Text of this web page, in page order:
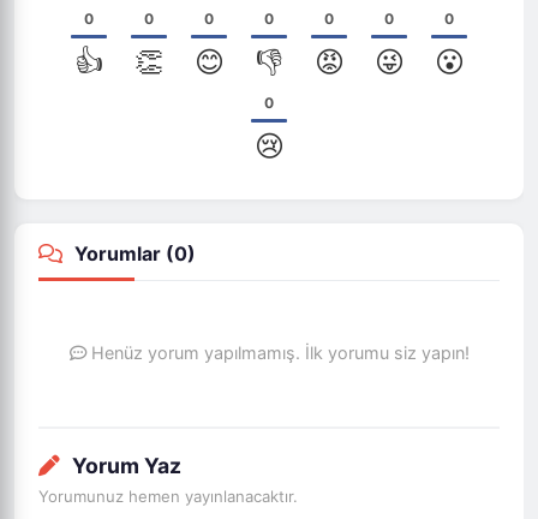
0
👍
0
👏
0
😊
0
👎
0
😡
0
😜
0
😮
0
😢
Yorumlar (0)
Henüz yorum yapılmamış. İlk yorumu siz yapın!
Yorum Yaz
Yorumunuz hemen yayınlanacaktır.